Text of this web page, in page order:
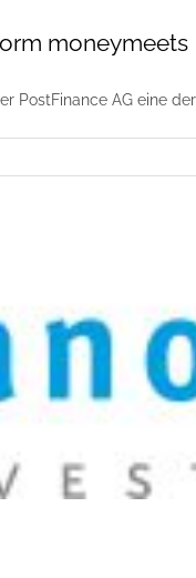
moneymeets
AG eine